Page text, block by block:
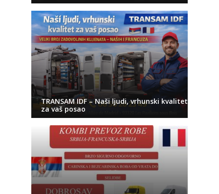
TRANSAM IDF – Naši ljudi, vrhunski kvalitet
za vaš posao